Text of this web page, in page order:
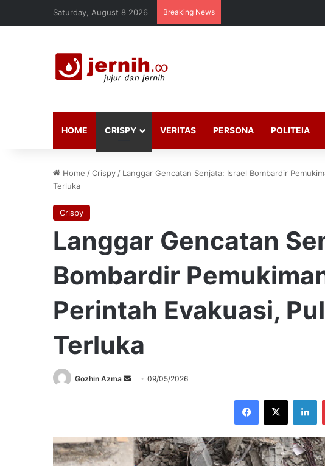
Saturday, August 8 2026 Breaking News
HOME CRISPY VERITAS PERSONA POLITEIA
Home /Crispy / Langgar Gencatan Senjata: Israel Bombardir
Terluka
Crispy
Langgar Gencatan
Bombardir
Perintah Evakuasi,
Terluka
Gozhin Azma
Send09/05/2026
Facebook
X